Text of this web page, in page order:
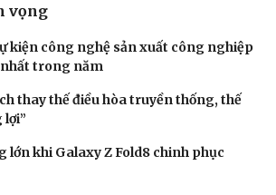
vọng
kiện công nghệ sản xuất công nghiệp
trong năm
thay thế điều hòa truyền thống, thế
lợi”
lớn khi Galaxy Z Fold8 chinh phục